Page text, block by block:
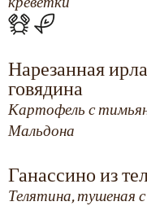
Нарезанная
говядина
Картофель с
Мальдона
Ганассино из
Телятина, тушеная